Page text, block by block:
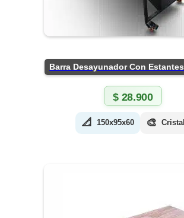
$28.900
📐 150x95x60 🎨 Cristal